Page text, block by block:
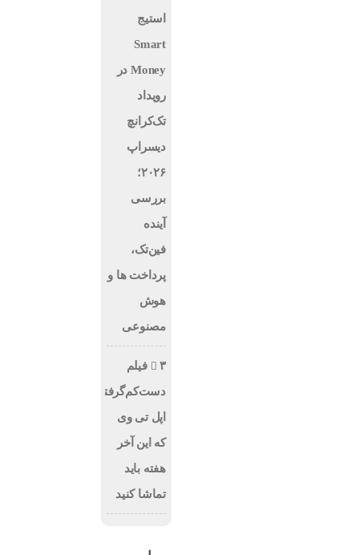
استیج
Smart
Money در
رویداد
تک‌کرانچ
دیسراپ
۲۰۲۶؛
بررسی
آینده
فین‌تک،
پرداخت‌ ها و
هوش
مصنوعی
۳ فیلم
دست‌کم‌گرفته‌شده
اپل تی وی
که این آخر
هفته باید
تماشا کنید